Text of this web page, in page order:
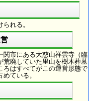
れる。
関市にある大慈山祥雲寺（臨
荒廃していた里山を樹木葬墓
ろはすべてがこの運営形態で
ている。